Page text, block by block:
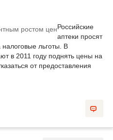
Российские
аптеки просят
льготы. В
в 2011 году поднять цены на
от предоставления